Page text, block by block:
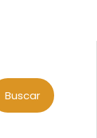
Buscar
ee